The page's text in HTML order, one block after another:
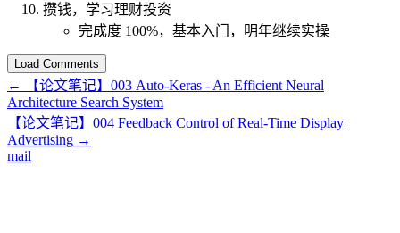
攒钱，学习理财投资
完成度 100%，基本入门，明年继续实操
Load Comments
←
【论文笔记】003 Auto-Keras - An Efficient Neural
Architecture Search System
【论文笔记】004 Feedback Control of Real-Time Display
Advertising →
mail